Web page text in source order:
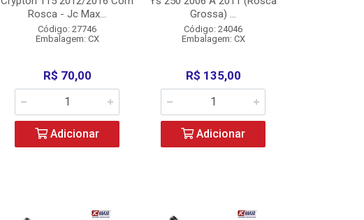
Rosca - Jc Max...
Código: 27746
Embalagem: CX
R$ 70,00
Adicionar
Grossa) ...
Código: 24046
Embalagem: CX
R$ 135,00
Adicionar